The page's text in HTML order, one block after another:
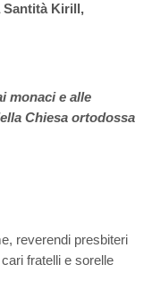
Santità Kirill,
monaci e alle
Chiesa ortodossa
reverendi presbiteri
fratelli e sorelle